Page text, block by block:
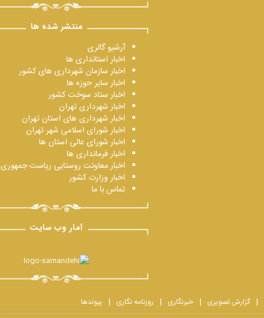
منتشر شده ها
آرشیو گالری
اخبار استانداری ها
اخبار سازمان شهرداری های کشور
اخبار سایر حوزه ها
اخبار ستاد سوخت کشور
اخبار شهرداری تهران
اخبار شهرداری های استان تهران
اخبار شورای اسلامی شهر تهران
اخبار شورای عالی استان ها
اخبار فرمانداری ها
اخبار معاونت روستایی ریاست جمهوری
اخبار وزارت کشور
تماس با ما
آمار وب سایت
گزارش تصویری خبرنگاری روزنامه نگاری پیوندها